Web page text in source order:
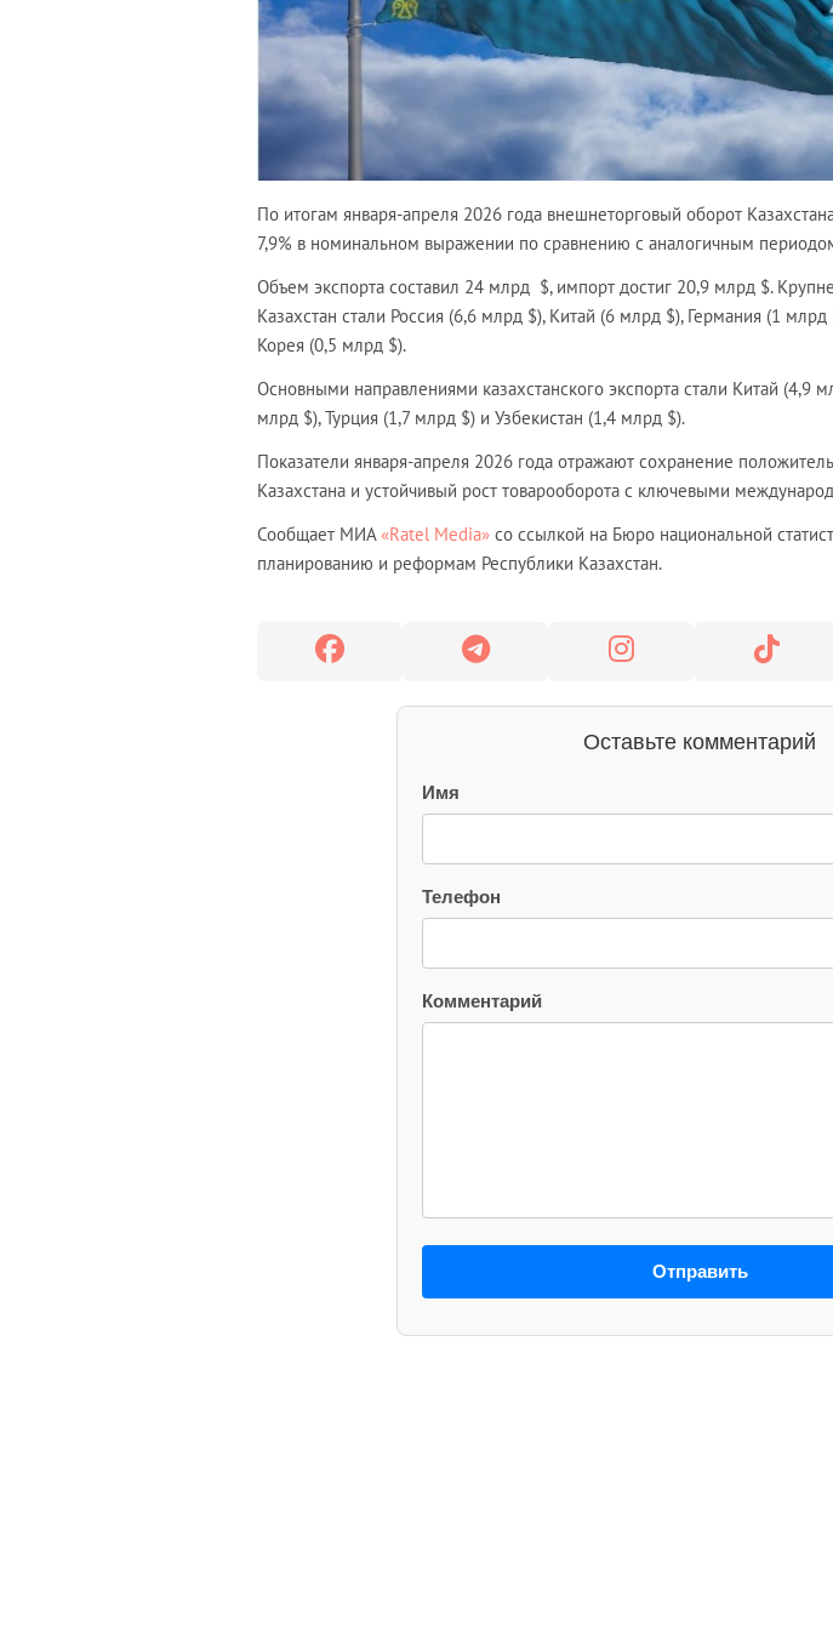
По итогам января-апреля 2026 года внешнеторговый оборот
7,9% в номинальном выражении по сравнению с аналогичным
Объем экспорта составил 24 млрд $, импорт достиг 20,9 млрд $.
Казахстан стали Россия (6,6 млрд $), Китай (6 млрд $), Германия (1
Корея (0,5 млрд $).
Основными направлениями казахстанского экспорта стали Китай (4,9
млрд $), Турция (1,7 млрд $) и Узбекистан (1,4 млрд $).
Показатели января-апреля 2026 года отражают сохранение
Казахстана и устойчивый рост товарооборота с ключевыми
Сообщает МИА«Ratel Media» со ссылкой на Бюро национальной
планированию и реформам Республики Казахстан.
Оставьте комментарий
Имя
Телефон
Комментарий
Отправить